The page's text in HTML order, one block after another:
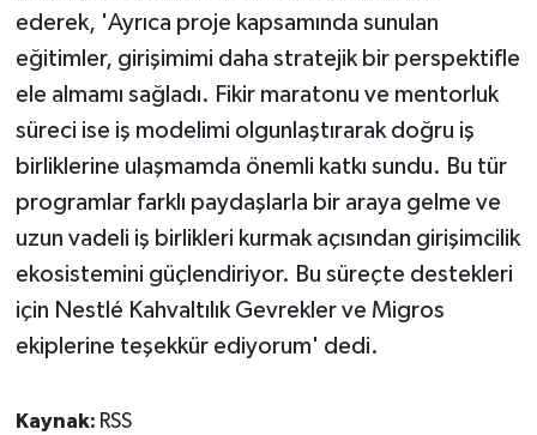
ederek, 'Ayrıca proje kapsamında sunulan
eğitimler, girişimimi daha stratejik bir perspektifle
ele almamı sağladı. Fikir maratonu ve mentorluk
süreci ise iş modelimi olgunlaştırarak doğru iş
birliklerine ulaşmamda önemli katkı sundu. Bu tür
programlar farklı paydaşlarla bir araya gelme ve
uzun vadeli iş birlikleri kurmak açısından girişimcilik
ekosistemini güçlendiriyor. Bu süreçte destekleri
için Nestlé Kahvaltılık Gevrekler ve Migros
ekiplerine teşekkür ediyorum' dedi.
Kaynak: RSS